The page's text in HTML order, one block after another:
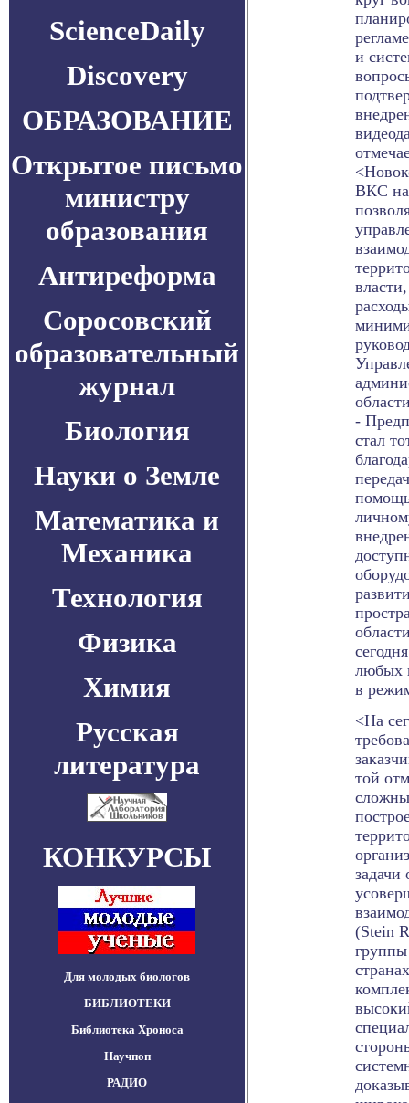
ScienceDaily
Discovery
ОБРАЗОВАНИЕ
Открытое письмо
министру
образования
Антиреформа
Соросовский
образовательный
журнал
Биология
Науки о Земле
Математика и
Механика
Технология
Физика
Химия
Русская
литература
КОНКУРСЫ
Для молодых биологов
БИБЛИОТЕКИ
Библиотека Хроноса
Научпоп
РАДИО
и
ВКС на
-
стал
любых
в
<На
той
задачи
(Stein
группы